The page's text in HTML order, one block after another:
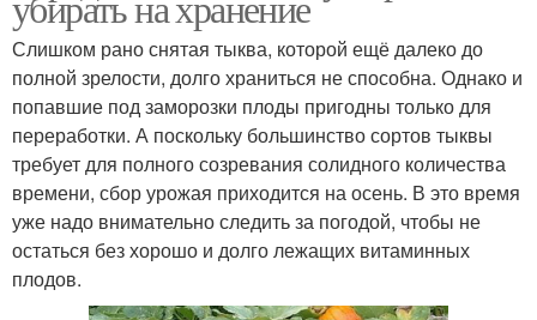
Слишком рано снятая тыква, которой ещё далеко до
полной зрелости, долго храниться не способна. Однако и
попавшие под заморозки плоды пригодны только для
переработки. А поскольку большинство сортов тыквы
требует для полного созревания солидного количества
времени, сбор урожая приходится на осень. В это время
уже надо внимательно следить за погодой, чтобы не
остаться без хорошо и долго лежащих витаминных
плодов.